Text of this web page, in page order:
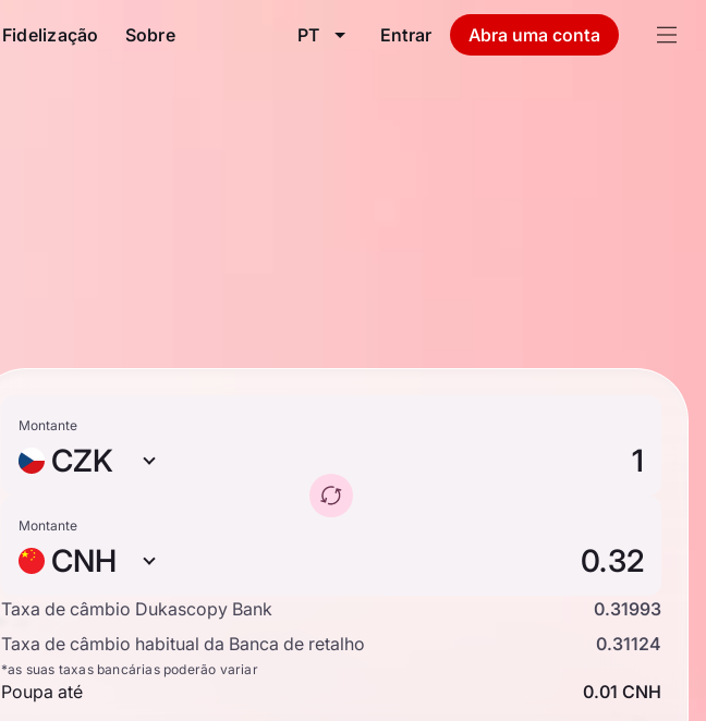
Fidelização Sobre PT Entrar Abra uma conta
Montante
CZK
Montante
CNH
Taxa de câmbio Dukascopy Bank
0.31993
Taxa de câmbio habitual da Banca de retalho
0.31124
*as suas taxas bancárias poderão variar
Poupa até 0.01 CNH